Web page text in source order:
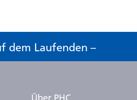
dem Laufenden –